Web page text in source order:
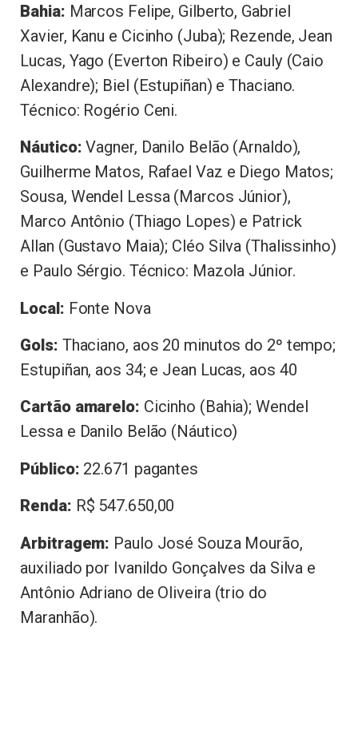
Bahia: Marcos Felipe, Gilberto, Gabriel
Xavier, Kanu e Cicinho (Juba); Rezende, Jean
Lucas, Yago (Everton Ribeiro) e Cauly (Caio
Alexandre); Biel (Estupiñan) e Thaciano.
Técnico: Rogério Ceni.
Náutico: Vagner, Danilo Belão (Arnaldo),
Guilherme Matos, Rafael Vaz e Diego Matos;
Sousa, Wendel Lessa (Marcos Júnior),
Marco Antônio (Thiago Lopes) e Patrick
Allan (Gustavo Maia); Cléo Silva (Thalissinho)
e Paulo Sérgio. Técnico: Mazola Júnior.
Local: Fonte Nova
Gols: Thaciano, aos 20 minutos do 2º tempo;
Estupiñan, aos 34; e Jean Lucas, aos 40
Cartão amarelo: Cicinho (Bahia); Wendel
Lessa e Danilo Belão (Náutico)
Público: 22.671 pagantes
Renda: R$ 547.650,00
Arbitragem: Paulo José Souza Mourão,
auxiliado por Ivanildo Gonçalves da Silva e
Antônio Adriano de Oliveira (trio do
Maranhão).